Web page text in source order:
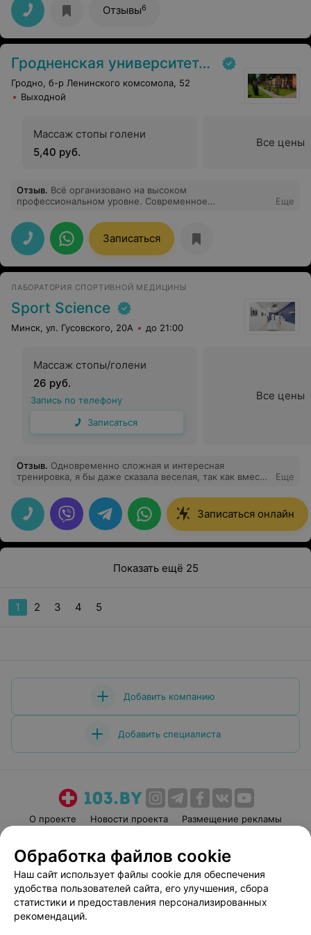
Большое спасибо за консультацию и быстрый ответ
Отзывы6
Гродненская университетская клиника
Гродно, б-р Ленинского комсомола, 52
Выходной
Массаж стопы голени
5,40 руб.
Все цены
Отзыв. Всё организовано на высоком
профессиональном уровне. Современное
квалифицированный персонал, комфортные условия
для пациентов – всё это способствовало
положительному впечатлению о прохождении курса
обследования. Если возникнет необходимость ещё раз
обратиться - несомненно, выберу данную клинику. И
порекомендую при необходимости обратиться за
медицинской помощью в Гродненскую
университетскую клинику.
Еще
Записаться
ЛАБОРАТОРИЯ СПОРТИВНОЙ МЕДИЦИНЫ
Sport Science
Минск, ул. Гусовского, 20А до 21:00
Массаж стопы/голени
26 руб.
Запись по телефону
Записаться
Все цены
Отзыв. Одновременно сложная и интересная
тренировка, я бы даже сказала веселая, так как вместо
балансборд, очень необычно и затягивающе. А тренер
кроме того что отлично балансирует, еще и
умудряется одновременно жонглировать. Отличная
мотивация!
Еще
Записаться онлайн
Показать ещё 25
1 2 3 4 5
Добавить компанию
Добавить специалиста
О проекте Новости проекта
Размещение рекламы
Пользовательское соглашение
Способы оплаты
Вакансии
Партнеры
Написать руководителю 103.by
Обработка файлов cookie
Наш сайт использует файлы cookie для обеспечения
удобства пользователей сайта, его улучшения, сбора
статистики и предоставления персонализированных
рекомендаций.